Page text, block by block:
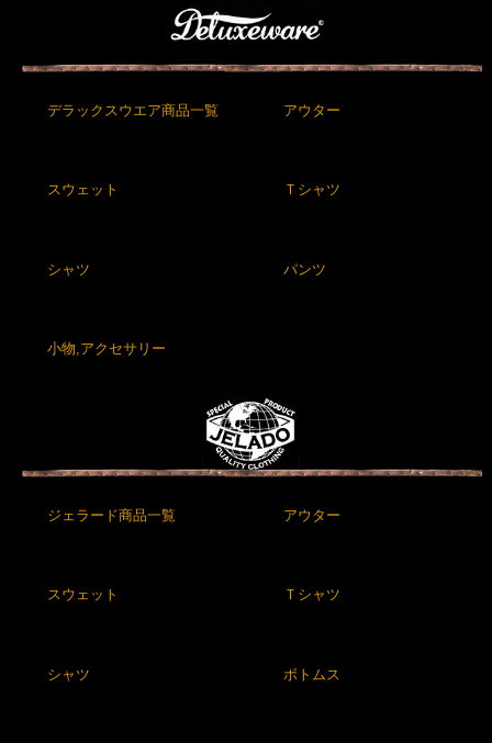
デラックスウエア商品一覧 アウター
スウェット Ｔシャツ
シャツ パンツ
小物,アクセサリー
ジェラード商品一覧 アウター
スウェット Ｔシャツ
シャツ ボトムス